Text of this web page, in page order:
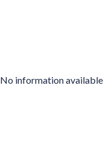
No information available